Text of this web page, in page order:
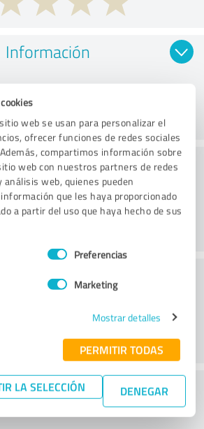
web se usan para personalizar el
ofrecer funciones de redes sociales
compartimos información sobre
web con nuestros partners de redes
análisis web, quienes pueden
que les haya proporcionado
a partir del uso que haya hecho de sus
Preferencias
Marketing
Mostrar detalles
PERMITIR TODAS
LA SELECCIÓN DENEGAR
Información
Página web
atención al cliente
la relación calidad-precio?